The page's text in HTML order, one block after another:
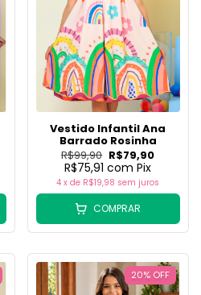
Vestido Infantil Ana
Barrado Rosinha
R$99,90 R$79,90
R$75,91com Pix
4 x de R$19,98 sem juros
COMPRAR
20% OFF